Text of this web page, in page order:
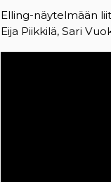
Elling-näytelmään
Eija Piikkilä, Sari